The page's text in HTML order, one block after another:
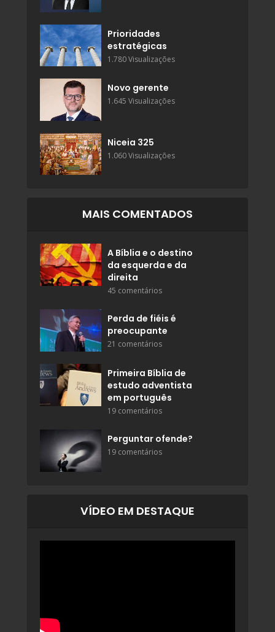
Prioridades
estratégicas
1.780 Visualizações
Novo gerente
1.645 Visualizações
Niceia 325
1.060 Visualizações
MAIS COMENTADOS
A Bíblia e o destino
da esquerda e da
direita
45 comentários
Perda de fiéis é
preocupante
21 comentários
Primeira Bíblia de
estudo adventista
em português
19 comentários
Perguntar ofende?
19 comentários
VÍDEO EM DESTAQUE